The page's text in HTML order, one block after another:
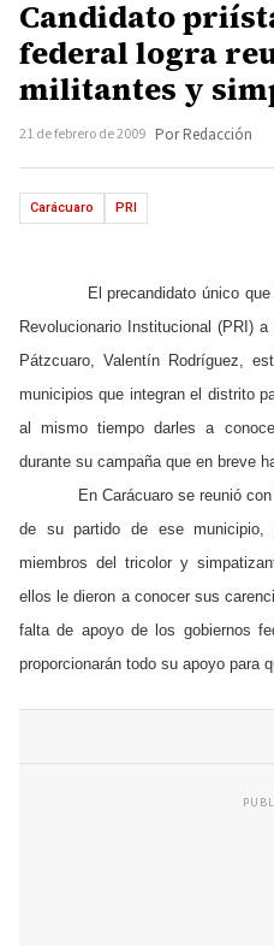
Candidato
federal logra
militantes y
21 de febrero de 2009 Por Redacción
Carácuaro PRI
El precandidato único
Revolucionario Institucional (PRI)
Pátzcuaro, Valentín Rodríguez,
municipios que integran el distrito
al mismo tiempo darles a
durante su campaña que en breve
En Carácuaro se reunió
de su partido de ese
miembros del tricolor y
ellos le dieron a conocer sus
falta de apoyo de los gobiernos
proporcionarán todo su apoyo para